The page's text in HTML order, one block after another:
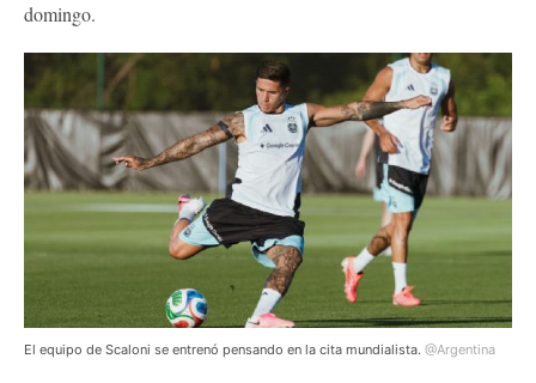
domingo.
El equipo de Scaloni se entrenó pensando en la cita mundialista. @Argentina